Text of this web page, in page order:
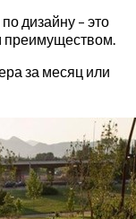
дизайну – это
преимуществом.
за месяц или